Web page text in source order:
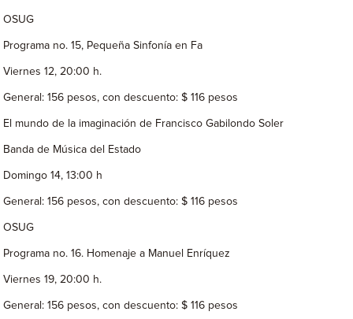
OSUG
Programa no. 15, Pequeña Sinfonía en Fa
Viernes 12, 20:00 h.
General: 156 pesos, con descuento: $ 116 pesos
El mundo de la imaginación de Francisco Gabilondo Soler
Banda de Música del Estado
Domingo 14, 13:00 h
General: 156 pesos, con descuento: $ 116 pesos
OSUG
Programa no. 16. Homenaje a Manuel Enríquez
Viernes 19, 20:00 h.
General: 156 pesos, con descuento: $ 116 pesos